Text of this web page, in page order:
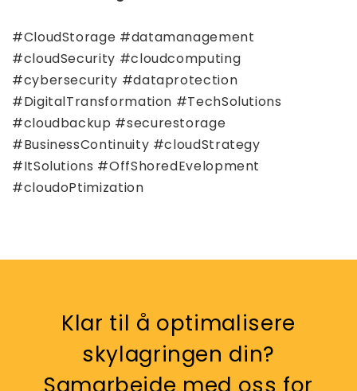
#CloudStorage #datamanagement
#cloudSecurity #cloudcomputing
#cybersecurity #dataprotection
#DigitalTransformation #TechSolutions
#cloudbackup #securestorage
#BusinessContinuity #cloudStrategy
#ItSolutions #OffShoredEvelopment
#cloudoPtimization
Klar til å optimalisere
skylagringen din?
Samarbeide med oss ​​for